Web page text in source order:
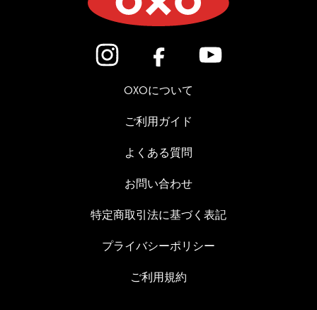
OXOについて
ご利用ガイド
よくある質問
お問い合わせ
特定商取引法に基づく表記
プライバシーポリシー
ご利用規約